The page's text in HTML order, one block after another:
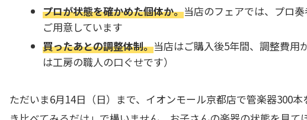
プロが状態を確かめた個体か。当店のフェアでは、プロ
ご用意しています
買ったあとの調整体制。当店はご購入後5年間、調整費用
は工房の職人の口ぐせです）
ただいま6月14日（日）まで、イオンモール京都店で管楽器300